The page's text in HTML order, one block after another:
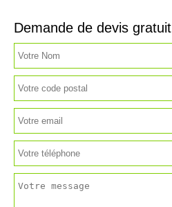
Demande de devis gratuit